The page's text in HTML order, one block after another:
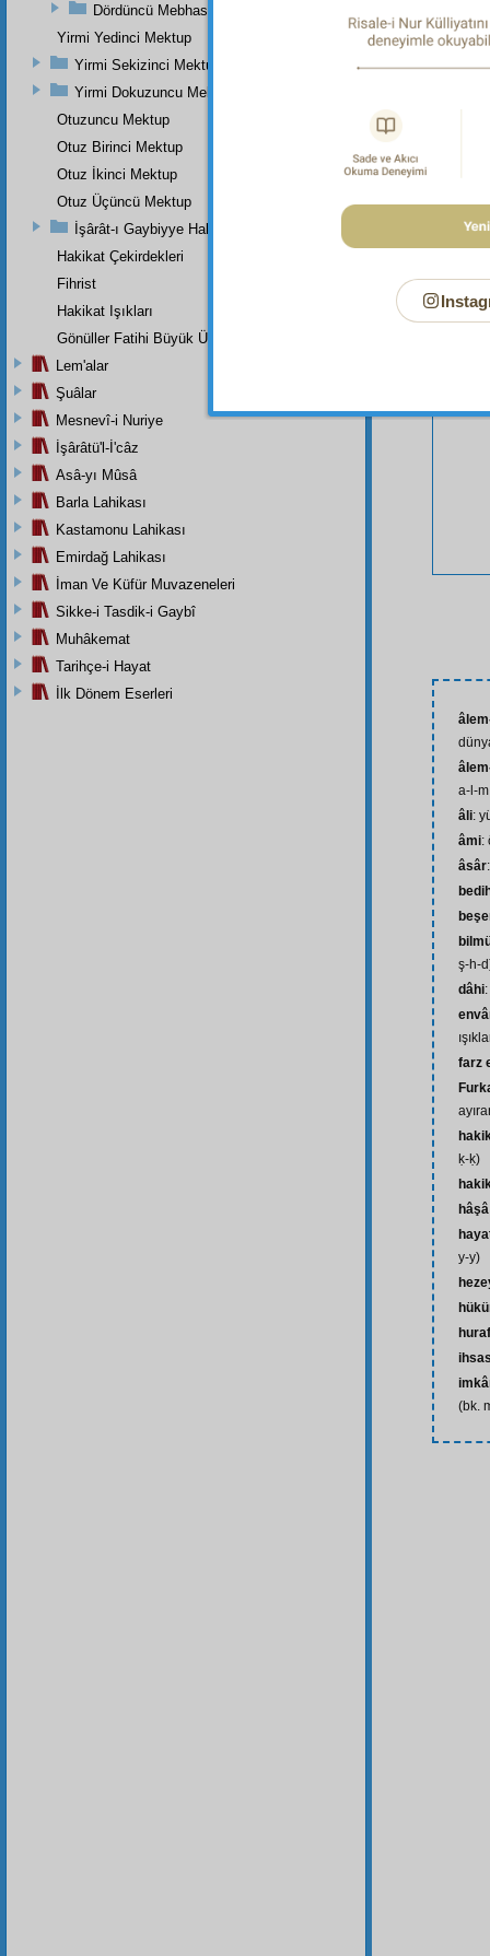
Bu
a-l-
âli:
âmi:
âsâr
ş-h-
dâhi
farz
ḳ-ḳ)
hâşâ
y-y)
(bk.
Dördüncü Mebhas
Yirmi Yedinci Mektup
Yirmi Sekizinci Mektup
Yirmi Dokuzuncu Mektup
Otuzuncu Mektup
Otuz Birinci Mektup
Otuz İkinci Mektup
Otuz Üçüncü Mektup
İşârât-ı Gaybiyye Hakkında Bir Takriz
Hakikat Çekirdekleri
Fihrist
Hakikat Işıkları
Gönüller Fatihi Büyük Üstada
Lem'alar
Şuâlar
Mesnevî-i Nuriye
İşârâtü'l-İ'câz
Asâ-yı Mûsâ
Barla Lahikası
Kastamonu Lahikası
Emirdağ Lahikası
İman Ve Küfür Muvazeneleri
Sikke-i Tasdik-i Gaybî
Muhâkemat
Tarihçe-i Hayat
İlk Dönem Eserleri